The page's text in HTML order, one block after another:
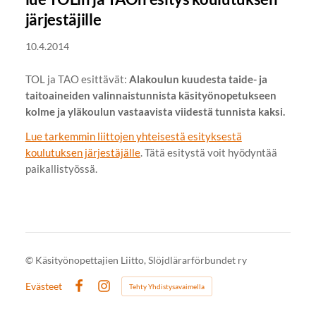
järjestäjille
10.4.2014
TOL ja TAO esittävät: Alakoulun kuudesta taide- ja
taitoaineiden valinnaistunnista käsityönopetukseen
kolme ja yläkoulun vastaavista viidestä tunnista kaksi.
Lue tarkemmin liittojen yhteisestä esityksestä
koulutuksen järjestäjälle. Tätä esitystä voit hyödyntää
paikallistyössä.
© Käsityönopettajien Liitto, Slöjdlärarförbundet ry
Evästeet
Instagram
Tehty Yhdistysavaimella